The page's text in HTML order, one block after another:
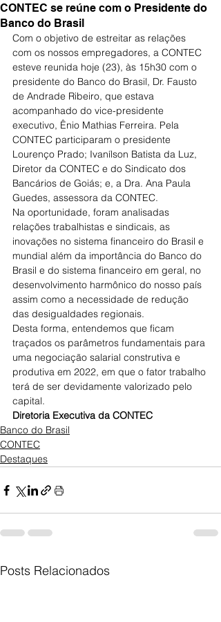
CONTEC se reúne com o Presidente do
Banco do Brasil
Com o objetivo de estreitar as relações
com os nossos empregadores, a CONTEC
esteve reunida hoje (23), às 15h30 com o
presidente do Banco do Brasil, Dr. Fausto
de Andrade Ribeiro, que estava
acompanhado do vice-presidente
executivo, Ênio Mathias Ferreira. Pela
CONTEC participaram o presidente
Lourenço Prado; Ivanílson Batista da Luz,
Diretor da CONTEC e do Sindicato dos
Bancários de Goiás; e, a Dra. Ana Paula
Guedes, assessora da CONTEC.
Na oportunidade, foram analisadas
relações trabalhistas e sindicais, as
inovações no sistema financeiro do Brasil e
mundial além da importância do Banco do
Brasil e do sistema financeiro em geral, no
desenvolvimento harmônico do nosso país
assim como a necessidade de redução
das desigualdades regionais.
Desta forma, entendemos que ficam
traçados os parâmetros fundamentais para
uma negociação salarial construtiva e
produtiva em 2022, em que o fator trabalho
terá de ser devidamente valorizado pelo
capital.
Diretoria Executiva da CONTEC
Banco do Brasil
CONTEC
Destaques
Posts Relacionados